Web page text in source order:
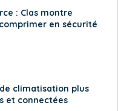
: Clas montre
en sécurité
climatisation plus
et connectées